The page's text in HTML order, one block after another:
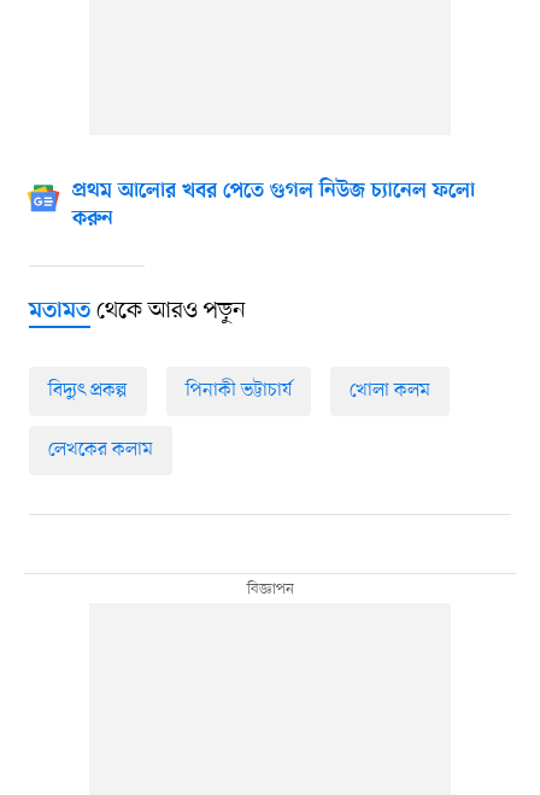
প্রথম আলোর খবর পেতে গুগল নিউজ চ্যানেল ফলো
করুন
মতামতথেকে আরও পড়ুন
বিদ্যুৎ প্রকল্প পিনাকী ভট্টাচার্য খোলা কলম
লেখকের কলাম